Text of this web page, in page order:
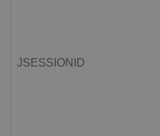
JSESSIONID